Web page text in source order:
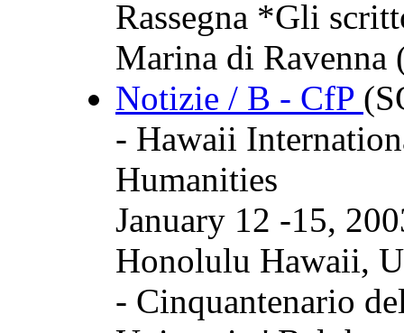
Rassegna *Gli
Marina di Ravenna
Notizie / B - CfP
- Hawaii
Humanities
January 12 -15,
Honolulu Hawaii,
- Cinquantenario